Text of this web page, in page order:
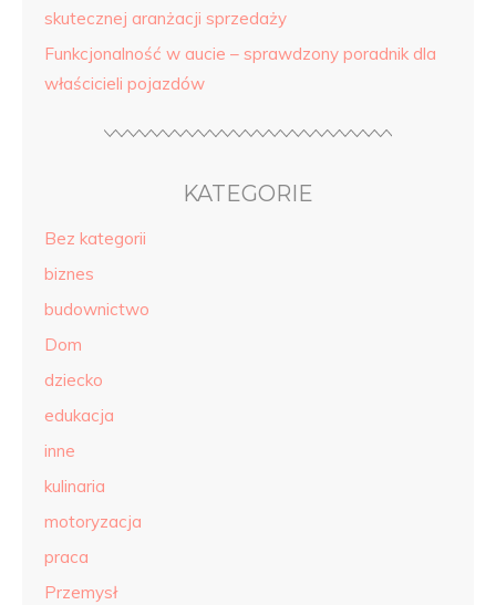
skutecznej aranżacji sprzedaży
Funkcjonalność w aucie – sprawdzony poradnik dla
właścicieli pojazdów
KATEGORIE
Bez kategorii
biznes
budownictwo
Dom
dziecko
edukacja
inne
kulinaria
motoryzacja
praca
Przemysł